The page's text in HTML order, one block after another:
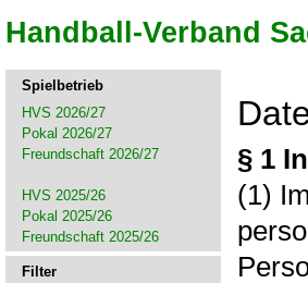
Spielbetrieb
HVS 2026/27
Pokal 2026/27
Freundschaft 2026/27
HVS 2025/26
Pokal 2025/26
Freundschaft 2025/26
Filter
§ 1
(1)